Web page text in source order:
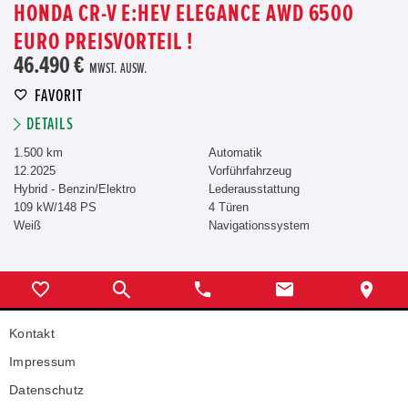
HONDA CR-V E:HEV ELEGANCE AWD 6500
EURO PREISVORTEIL !
46.490 € MWST. AUSW.
FAVORIT
DETAILS
1.500 km
12.2025
Hybrid - Benzin/Elektro
109 kW/148 PS
Weiß
Automatik
Vorführfahrzeug
Lederausstattung
4 Türen
Navigationssystem
Kontakt
Impressum
Datenschutz